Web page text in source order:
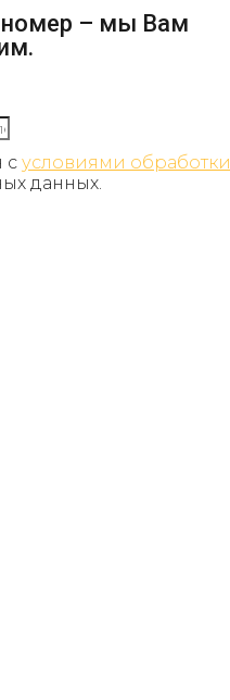
номер – мы Вам
с условиями обработки
данных.